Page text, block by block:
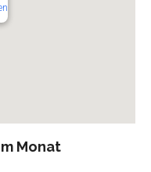
Monat